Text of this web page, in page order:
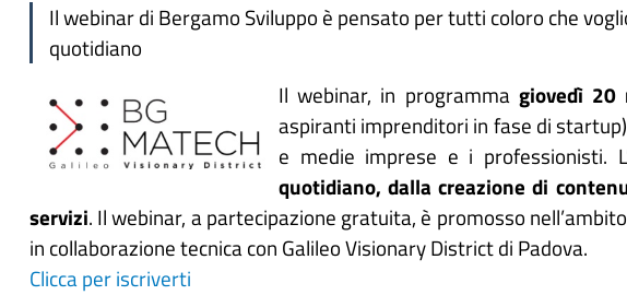
Il webinar di Bergamo Sviluppo è pensato per tutti coloro che
quotidiano
Il webinar, in programma giovedì 20
aspiranti imprenditori in fase di
e medie imprese e i professionisti.
quotidiano, dalla creazione di
servizi. Il webinar, a partecipazione gratuita, è promosso
in collaborazione tecnica con Galileo Visionary District di Padova.
Clicca per iscriverti